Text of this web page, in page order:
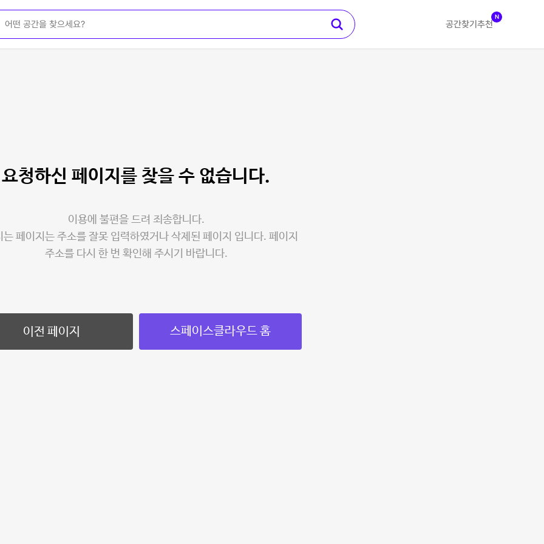
공간찾기 추천
N
요청하신 페이지를 찾을 수 없습니다.
이용에 불편을 드려 죄송합니다.
는 페이지는 주소를 잘못 입력하였거나 삭제된 페이지 입니다. 페이지
주소를 다시 한 번 확인해 주시기 바랍니다.
이전 페이지 스페이스클라우드 홈